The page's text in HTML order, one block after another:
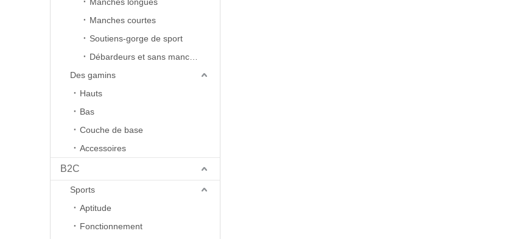
Manches courtes
Soutiens-gorge de sport
Des gamins
Hauts
Bas
Couche de base
Accessoires
B2C
Sports
Aptitude
Fonctionnement